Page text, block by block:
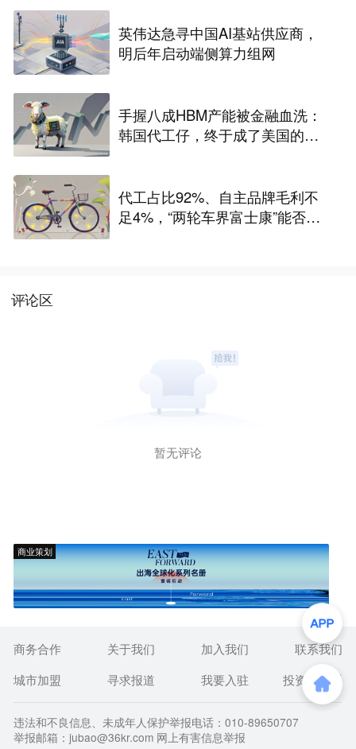
英伟达急寻中国AI基站供应商，
明后年启动端侧算力组网
手握八成HBM产能被金融血洗：
韩国代工仔，终于成了美国的待
代工占比92%、自主品牌毛利不
足4%，“两轮车界富士康”能否站
评论区
暂无评论
商业策划
商务合作 关于我们 加入我们
联系我们
城市加盟
寻求报道 我要入驻 投资者关系
违法和不良信息、未成年人保护举报电话：010-89650707
举报邮箱：jubao@36kr.com 网上有害信息举报